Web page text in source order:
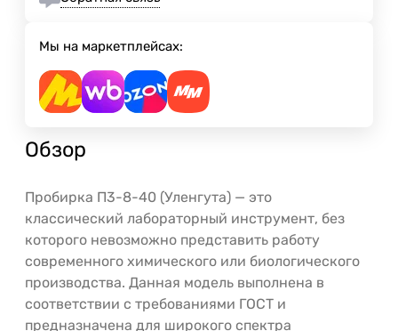
Мы на маркетплейсах:
Обзор
Пробирка П3-8-40 (Уленгута) — это
классический лабораторный инструмент, без
которого невозможно представить работу
современного химического или биологического
производства. Данная модель выполнена в
соответствии с требованиями ГОСТ и
предназначена для широкого спектра